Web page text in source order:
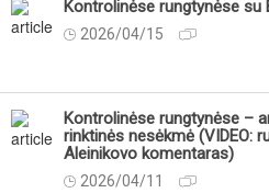
Kontrolinėse rungtynėse su
2026/04/15
Kontrolinėse rungtynėse –
rinktinės nesėkmė (VIDEO:
Aleinikovo komentaras)
2026/04/11